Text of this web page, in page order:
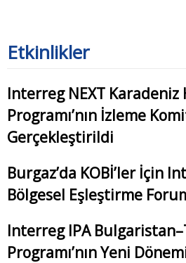
Etkinlikler
Interreg NEXT Karadeniz
Programı’nın İzleme
Gerçekleştirildi
Burgaz’da KOBİ’ler İçin
Bölgesel Eşleştirme
Interreg IPA
Programı’nın Yeni